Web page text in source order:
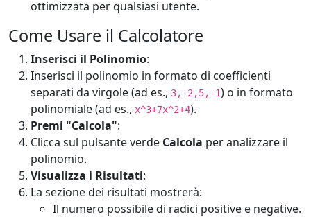
ottimizzata per qualsiasi utente.
Come Usare il Calcolatore
Inserisci il Polinomio:
Inserisci il polinomio in formato di coefficienti
separati da virgole (ad es., 3,-2,5,-1) o in formato
polinomiale (ad es., x^3+7x^2+4).
Premi "Calcola":
Clicca sul pulsante verde Calcola per analizzare il
polinomio.
Visualizza i Risultati:
La sezione dei risultati mostrerà:
Il numero possibile di radici positive e negative.